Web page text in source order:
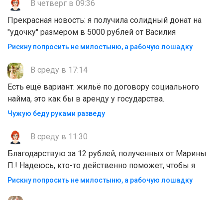
В четверг в 09:36
Прекрасная новость: я получила солидный донат на
"удочку" размером в 5000 рублей от Василия
Рискну попросить не милостыню, а рабочую лошадку
В среду в 17:14
Есть ещё вариант: жильё по договору социального
найма, это как бы в аренду у государства.
Чужую беду руками разведу
В среду в 11:30
Благодарствую за 12 рублей, полученных от Марины
П.! Надеюсь, кто-то действенно поможет, чтобы я
Рискну попросить не милостыню, а рабочую лошадку